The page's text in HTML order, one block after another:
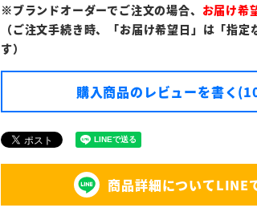
※ブランドオーダーでご注文の場合、 お届け希
（ご注文手続き時、「お届け希望日」は「指
す）
購入商品のレビューを書く
商品詳細についてLINE